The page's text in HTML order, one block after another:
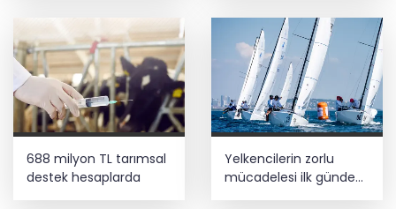
688 milyon TL tarımsal
destek hesaplarda
Yelkencilerin zorlu
mücadelesi ilk günde